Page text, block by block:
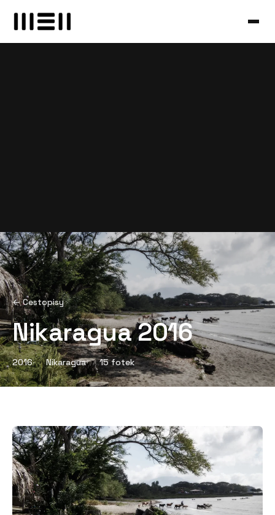
← Cestopisy
Nikaragua 2016
2016 Nikaragua 15 fotek